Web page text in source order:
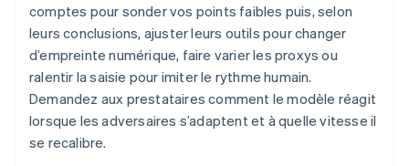
comptes pour sonder vos points faibles puis, selon
leurs conclusions, ajuster leurs outils pour changer
d’empreinte numérique, faire varier les proxys ou
ralentir la saisie pour imiter le rythme humain.
Demandez aux prestataires comment le modèle réagit
lorsque les adversaires s’adaptent et à quelle vitesse il
se recalibre.